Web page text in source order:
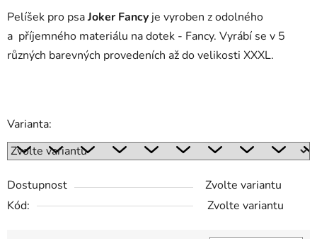
Pelíšek pro psaJoker Fancy je vyroben z odolného
a příjemného materiálu na dotek - Fancy. Vyrábí se v 5
různých barevných provedeních až do velikosti XXXL.
Varianta:
Dostupnost
Zvolte variantu
Kód:
Zvolte variantu